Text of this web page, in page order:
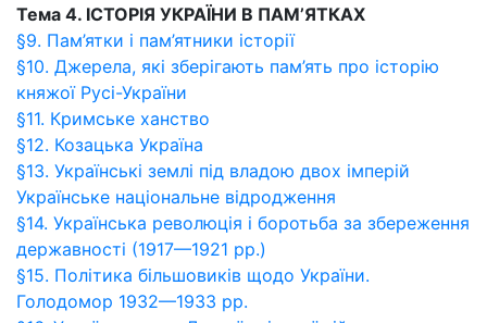
Тема 4. ІСТОРІЯ УКРАЇНИ В ПАМ’ЯТКАХ
§9. Пам’ятки і пам’ятники історії
§10. Джерела, які зберігають пам’ять про історію
княжої Русі-України
§11. Кримське ханство
§12. Козацька Україна
§13. Українські землі під владою двох імперій
Українське національне відродження
§14. Українська революція і боротьба за збереження
державності (1917—1921 рр.)
§15. Політика більшовиків щодо України.
Голодомор 1932—1933 рр.